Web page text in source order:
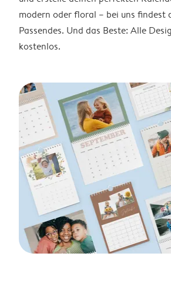
modern oder floral – bei uns findest
Passendes. Und das Beste: Alle
kostenlos.